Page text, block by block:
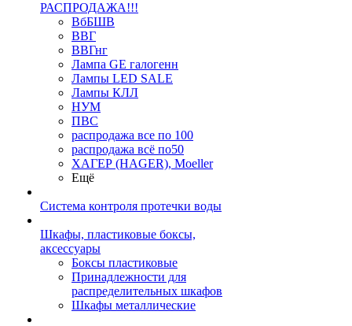
РАСПРОДАЖА!!!
ВбБШВ
ВВГ
ВВГнг
Лампа GE галогенн
Лампы LED SALE
Лампы КЛЛ
НУМ
ПВС
распродажа все по 100
распродажа всё по50
ХАГЕР (HAGER), Moeller
Ещё
Система контроля протечки воды
Шкафы, пластиковые боксы,
аксессуары
Боксы пластиковые
Принадлежности для
распределительных шкафов
Шкафы металлические